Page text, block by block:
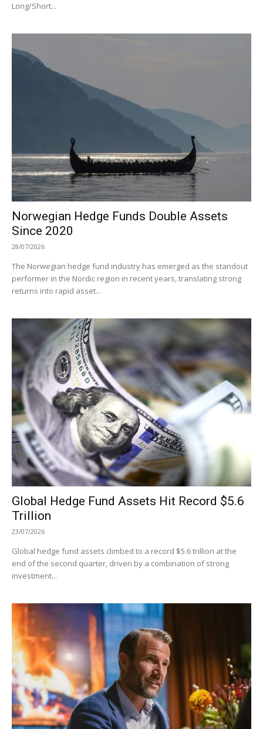
Long/Short...
Norwegian Hedge Funds Double Assets
Since 2020
28/07/2026
The Norwegian hedge fund industry has emerged as the standout
performer in the Nordic region in recent years, translating strong
returns into rapid asset...
Global Hedge Fund Assets Hit Record $5.6
Trillion
23/07/2026
Global hedge fund assets climbed to a record $5.6 trillion at the
end of the second quarter, driven by a combination of strong
investment...